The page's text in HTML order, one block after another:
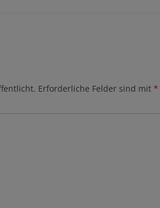
Erforderliche Felder sind mit *